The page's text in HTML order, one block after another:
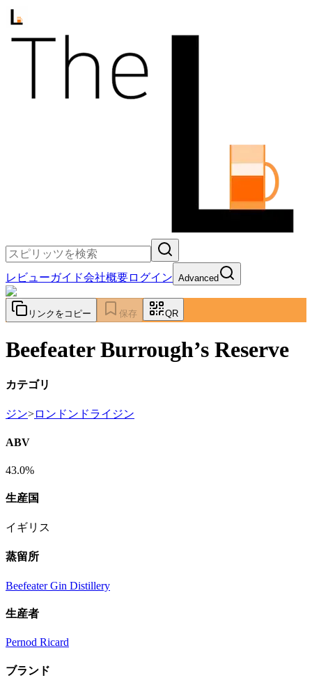
レビューガイド会社概要ログイン Advanced
リンクをコピー 保存 QR
Beefeater Burrough’s Reserve
カテゴリ
ジン>ロンドンドライジン
ABV
43.0%
生産国
イギリス
蒸留所
Beefeater Gin Distillery
生産者
Pernod Ricard
ブランド